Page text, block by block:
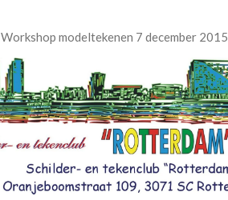
Workshop modeltekenen 7 december 2015